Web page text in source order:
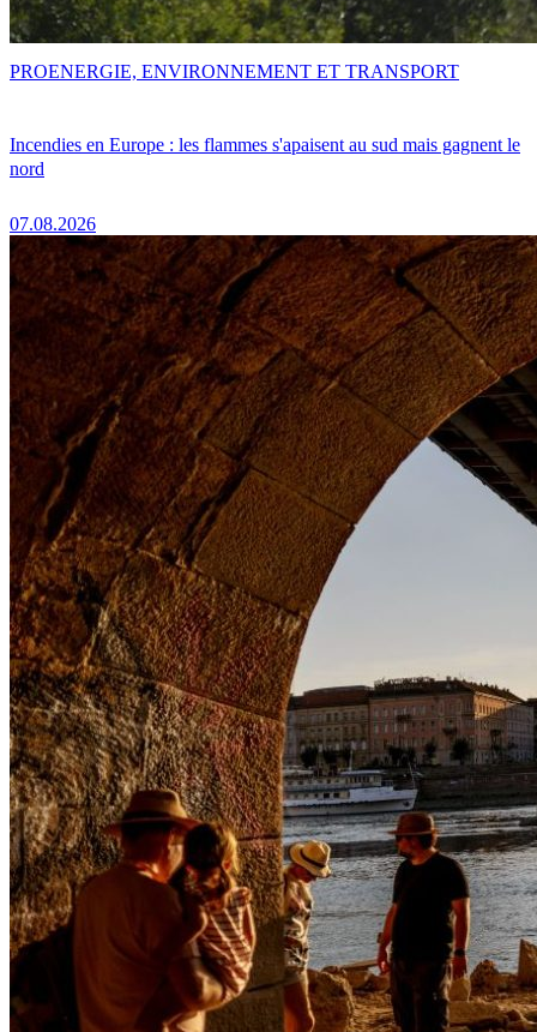
Incendies en Europe : les flammes s'apaisent au sud mais gagnent le
nord
07.08.2026
PROENERGIE, ENVIRONNEMENT ET TRANSPORT